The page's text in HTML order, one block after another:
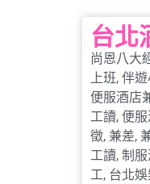
台北
尚恩八大
上班, 伴遊
便服酒店
工讀, 便
徵, 兼差,
工讀, 制
工, 台北